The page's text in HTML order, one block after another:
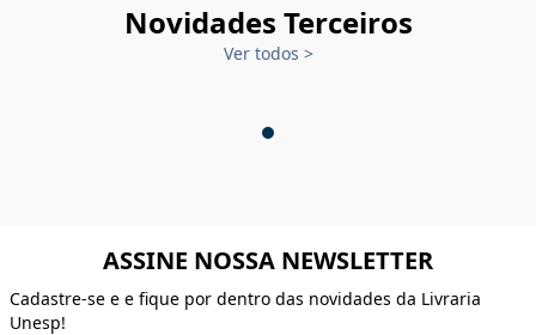
Novidades Terceiros
Ver todos >
ASSINE NOSSA NEWSLETTER
Cadastre-se e e fique por dentro das novidades da Livraria
Unesp!